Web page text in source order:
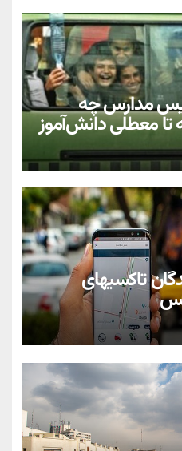
مدارس چه
تا معطلی دانش‌آموز
تاکسیهای